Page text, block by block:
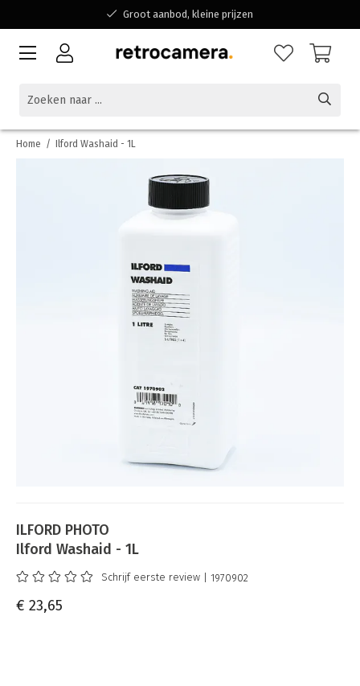
Groot aanbod, kleine prijzen
Bereikbaar voor al jouw vragen
Home / Ilford Washaid - 1L
ILFORD PHOTO
Ilford Washaid - 1L
Schrijf eerste review | 1970902
€ 23,65